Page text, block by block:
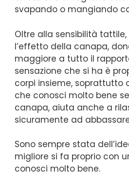
svapando o mangiando
Oltre alla sensibilità
l’effetto della canapa,
maggiore a tutto il
sensazione che si ha è
corpi insieme, soprattutto
che conosci molto bene
canapa, aiuta anche a
sicuramente ad
Sono sempre stata
migliore si fa proprio con
conosci molto bene.